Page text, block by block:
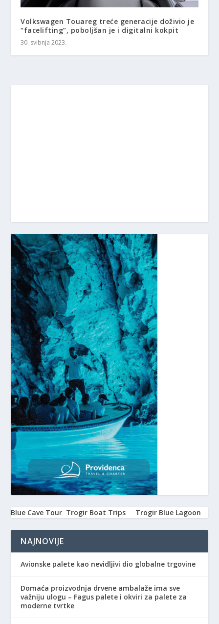
Volkswagen Touareg treće generacije doživio je
“facelifting”, poboljšan je i digitalni kokpit
30. svibnja 2023.
Blue Cave Tour Trogir Boat Trips Trogir Blue Lagoon
NAJNOVIJE
Avionske palete kao nevidljivi dio globalne trgovine
Domaća proizvodnja drvene ambalaže ima sve
važniju ulogu – Fagus palete i okviri za palete za
moderne tvrtke